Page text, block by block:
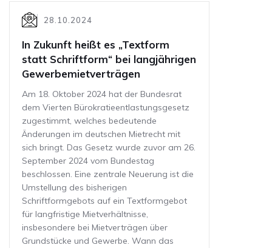
28.10.2024
In Zukunft heißt es „Textform
statt Schriftform“ bei langjährigen
Gewerbemietverträgen
Am 18. Oktober 2024 hat der Bundesrat
dem Vierten Bürokratieentlastungsgesetz
zugestimmt, welches bedeutende
Änderungen im deutschen Mietrecht mit
sich bringt. Das Gesetz wurde zuvor am 26.
September 2024 vom Bundestag
beschlossen. Eine zentrale Neuerung ist die
Umstellung des bisherigen
Schriftformgebots auf ein Textformgebot
für langfristige Mietverhältnisse,
insbesondere bei Mietverträgen über
Grundstücke und Gewerbe. Wann das